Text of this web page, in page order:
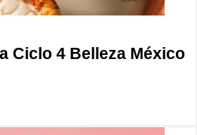
Ciclo 4 Belleza México